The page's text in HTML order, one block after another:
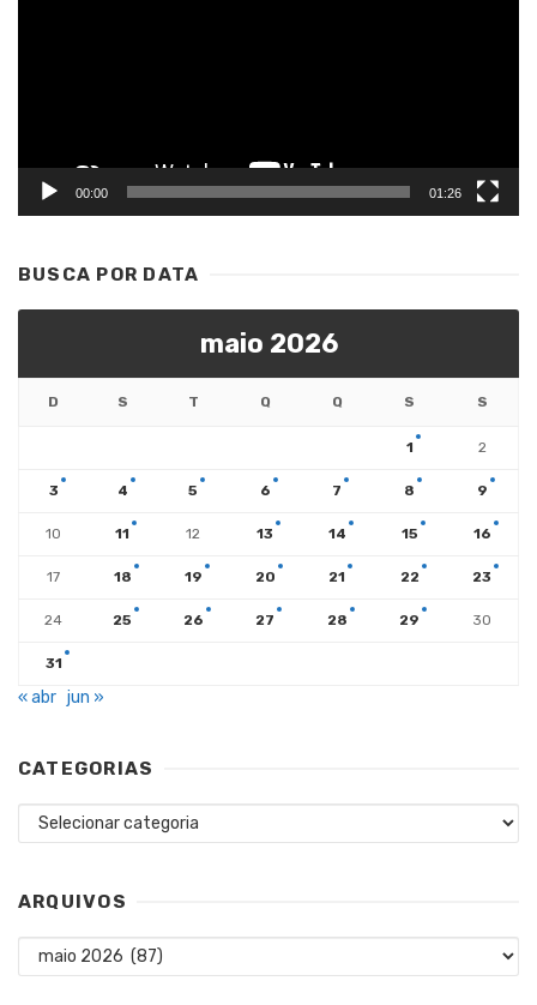
00:00 01:26
BUSCA POR DATA
maio 2026
D S T Q Q S S
1 2
3 4 5 6 7 8 9
10 11 12 13 14 15 16
17 18 19 20 21 22 23
24 25 26 27 28 29 30
31
« abr jun »
CATEGORIAS
Categorias
ARQUIVOS
Arquivos